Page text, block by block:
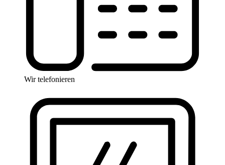
Wir telefonieren